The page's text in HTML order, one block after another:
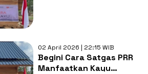
02 April 2026 | 22:15 WIB
Begini Cara Satgas PRR
Manfaatkan Kayu